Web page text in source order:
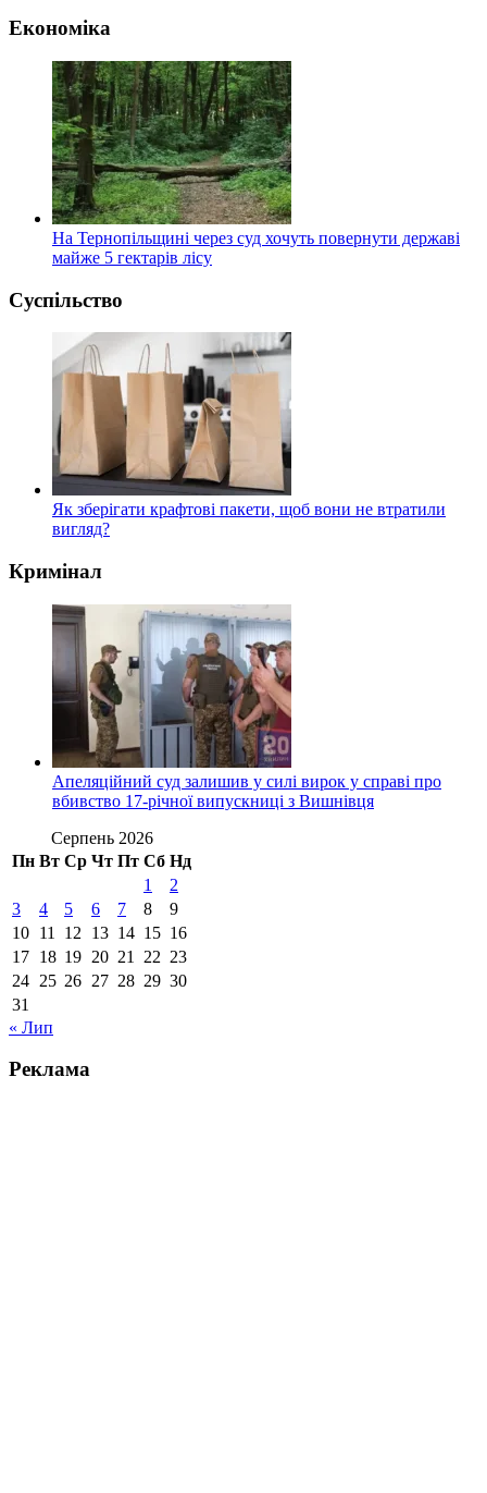
Економіка
На Тернопільщині через суд хочуть повернути державі
майже 5 гектарів лісу
Суспільство
Як зберігати крафтові пакети, щоб вони не втратили
вигляд?
Кримінал
Апеляційний суд залишив у силі вирок у справі про
вбивство 17-річної випускниці з Вишнівця
Серпень 2026
Пн Вт Ср Чт Пт Сб Нд
1
2
3
4 5 6 7 8
9
10 11 12 13 14 15 16
17 18 19 20 21 22 23
24 25 26 27 28 29 30
31
« Лип
Реклама